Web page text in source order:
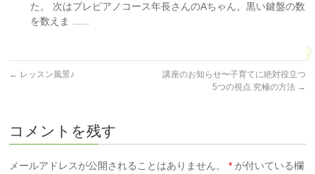
た。 次はプレピアノコース年長さんのAちゃん。黒い鍵盤の数
を数えま ......
← レッスン風景♪
講座のお知らせ〜子育てに絶対役立つ
5つの視点 究極の方法 →
コメントを残す
メールアドレスが公開されることはありません。 * が付いている欄